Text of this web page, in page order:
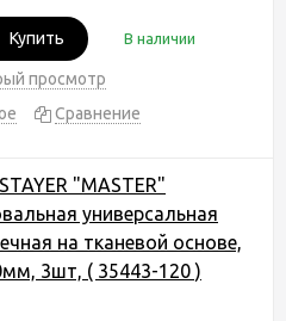
Купить В наличии
просмотр
Сравнение
"MASTER"
универсальная
на тканевой основе,
3шт, ( 35443-120 )